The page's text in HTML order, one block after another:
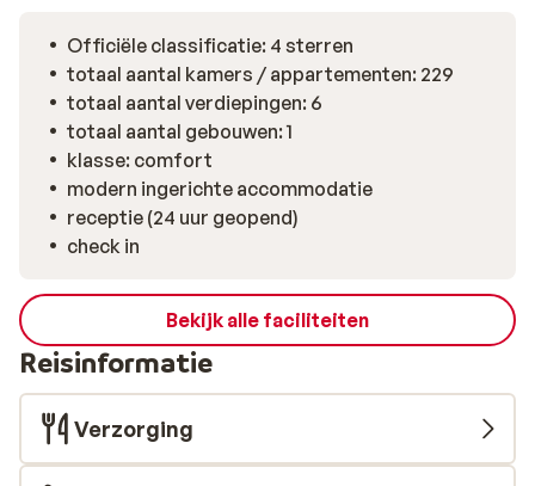
Officiële classificatie: 4 sterren
totaal aantal kamers / appartementen: 229
totaal aantal verdiepingen: 6
totaal aantal gebouwen: 1
klasse: comfort
modern ingerichte accommodatie
receptie (24 uur geopend)
check in
Bekijk alle faciliteiten
Reisinformatie
Verzorging